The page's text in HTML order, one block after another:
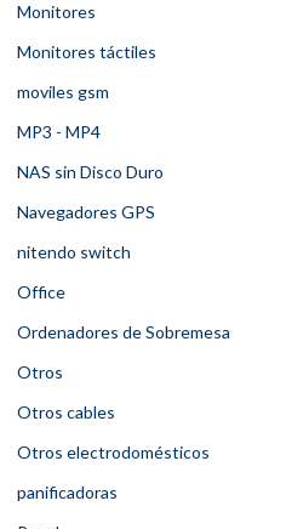
Monitores
Monitores táctiles
moviles gsm
MP3 - MP4
NAS sin Disco Duro
Navegadores GPS
nitendo switch
Office
Ordenadores de Sobremesa
Otros
Otros cables
Otros electrodomésticos
panificadoras